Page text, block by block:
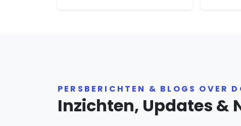
PERSBERICHTEN & BLOGS OVER
Inzichten, Updates &